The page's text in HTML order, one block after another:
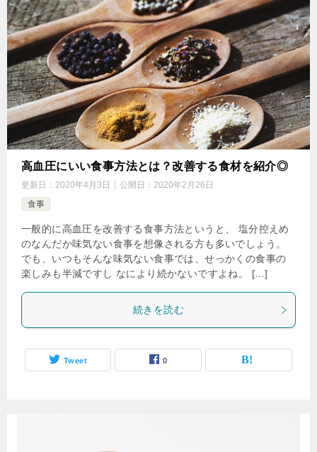
高血圧にいい食事方法とは？改善する食材を紹介◎
更新日： 2020年4月3日 公開日： 2020年2月26日
食事
一般的に高血圧を改善する食事方法というと、 塩分控えめ
のなんだか味気ない食事を想像される方も多いでしょう。
でも、いつもそんな味気ない食事では、せっかくの食事の
楽しみも半減ですし なにより続かないですよね。 […]
続きを読む
Tweet 0